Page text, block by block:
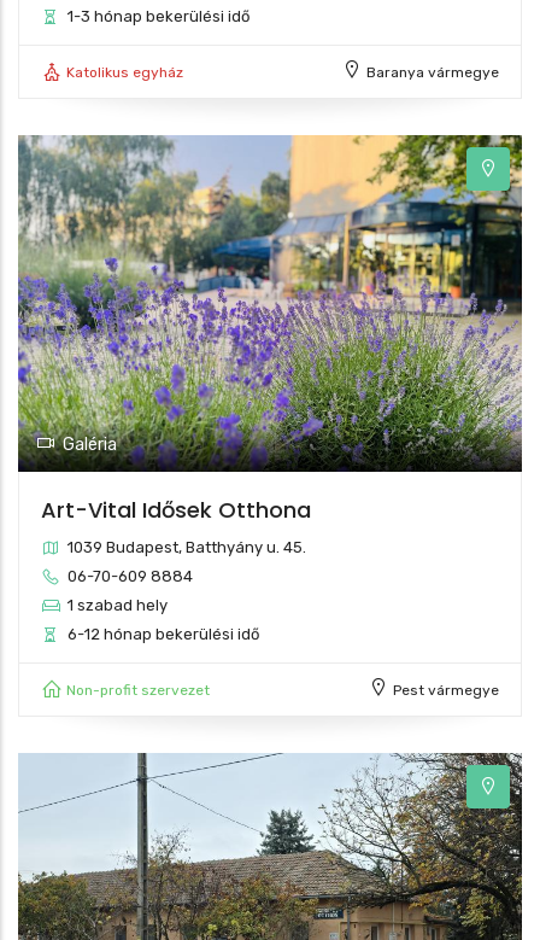
1-3 hónap bekerülési idő
Katolikus egyház Baranya vármegye
Galéria
Art-Vital Idősek Otthona
1039 Budapest, Batthyány u. 45.
06-70-609 8884
1 szabad hely
6-12 hónap bekerülési idő
Non-profit szervezet Pest vármegye